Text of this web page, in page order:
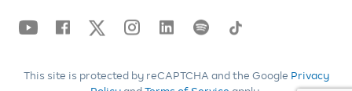
This site is protected by reCAPTCHA and the Google Privacy